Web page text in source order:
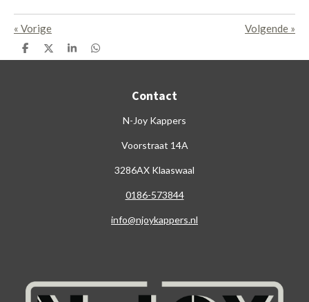
« Vorige Volgende »
D
e
D
e
S
h
D
e
Contact
N-Joy Kappers
Voorstraat 14A
3286AX Klaaswaal
0186-573844
info@njoykappers.nl